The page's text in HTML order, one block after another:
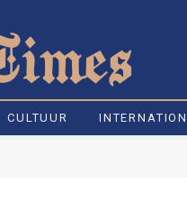
CULTUUR